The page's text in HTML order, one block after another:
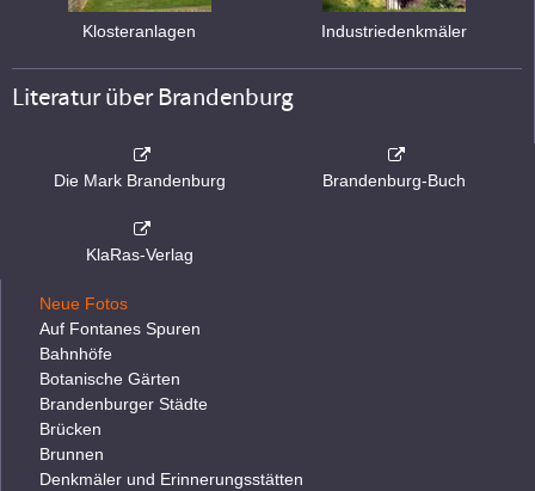
Klosteranlagen Industriedenkmäler
Literatur über Brandenburg
Die Mark Brandenburg Brandenburg-Buch
KlaRas-Verlag
Neue Fotos
Auf Fontanes Spuren
Bahnhöfe
Botanische Gärten
Brandenburger Städte
Brücken
Brunnen
Denkmäler und Erinnerungsstätten